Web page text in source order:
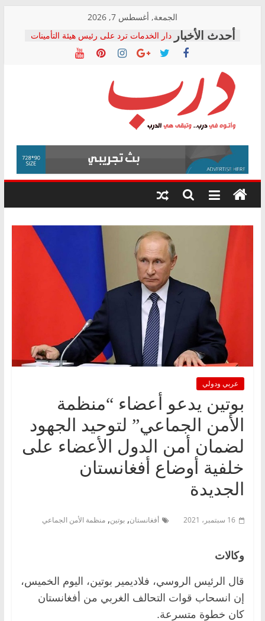
content
الجمعة, أغسطس 7, 2026
دار الخدمات ترد على رئيس هيئة التأمينات
بعد مؤتمره الصحفي: إنكار الأزمة لا ينهي
معاناة أصحاب المعاشات.. ونطالب بكشف
فرحات سليمان يكتب: القطاع الصحي إلى
أين؟
حزب التحالف الشعبي يطلق لجنة “الحق
في الصحة” بالإسكندرية لرصد الانتهاكات
ودعم المرضى
الوزاري لمدينة الصحفيين.. وانتهاء أعمال
إنشاء المبنى الإداري
المجلس القومي لحقوق الإنسان يعلن
متابعة قضية الدكتور محمد زهران.. ويؤكد:
قرينة البراءة وضمانات المحاكمة العادلة
درب
وأتوه
درب..
وتبقى
هي
عربي ودولي
بوتين يدعو أعضاء “منظمة
الأمن الجماعي” لتوحيد الجهود
لضمان أمن الدول الأعضاء على
خلفية أوضاع أفغانستان
الجديدة
16 سبتمبر، 2021 أفغانستان, بوتين, منظمة الأمن الجماعي
وكالات
قال الرئيس الروسي، فلاديمير بوتين، اليوم الخميس،
إن انسحاب قوات التحالف الغربي من أفغانستان
كان خطوة متسرعة.